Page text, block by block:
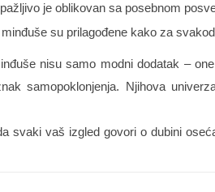
je oblikovan sa posebnom
su prilagođene kako za
nisu samo modni dodatak –
samopoklonjenja. Njihova
svaki vaš izgled govori o dubini